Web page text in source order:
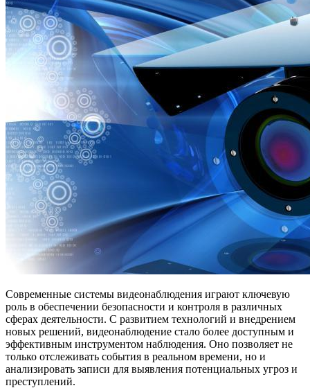
Современные системы видеонаблюдения играют ключевую
роль в обеспечении безопасности и контроля в различных
сферах деятельности. С развитием технологий и внедрением
новых решений, видеонаблюдение стало более доступным и
эффективным инструментом наблюдения. Оно позволяет не
только отслеживать события в реальном времени, но и
анализировать записи для выявления потенциальных угроз и
преступлений.